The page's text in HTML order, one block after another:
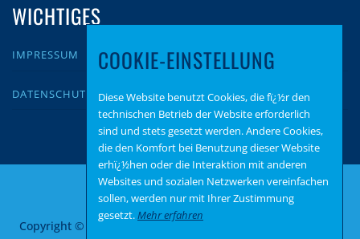
WICHTIGES
IMPRESSUM
DATENSCHUTZ
Copyright © 2026 AfD Ludwigshafen
COOKIE-EINSTELLUNG
Diese Website benutzt Cookies, die fï¿½r den
technischen Betrieb der Website erforderlich
sind und stets gesetzt werden. Andere Cookies,
die den Komfort bei Benutzung dieser Website
erhï¿½hen oder die Interaktion mit anderen
Websites und sozialen Netzwerken vereinfachen
sollen, werden nur mit Ihrer Zustimmung
gesetzt.Mehr erfahren